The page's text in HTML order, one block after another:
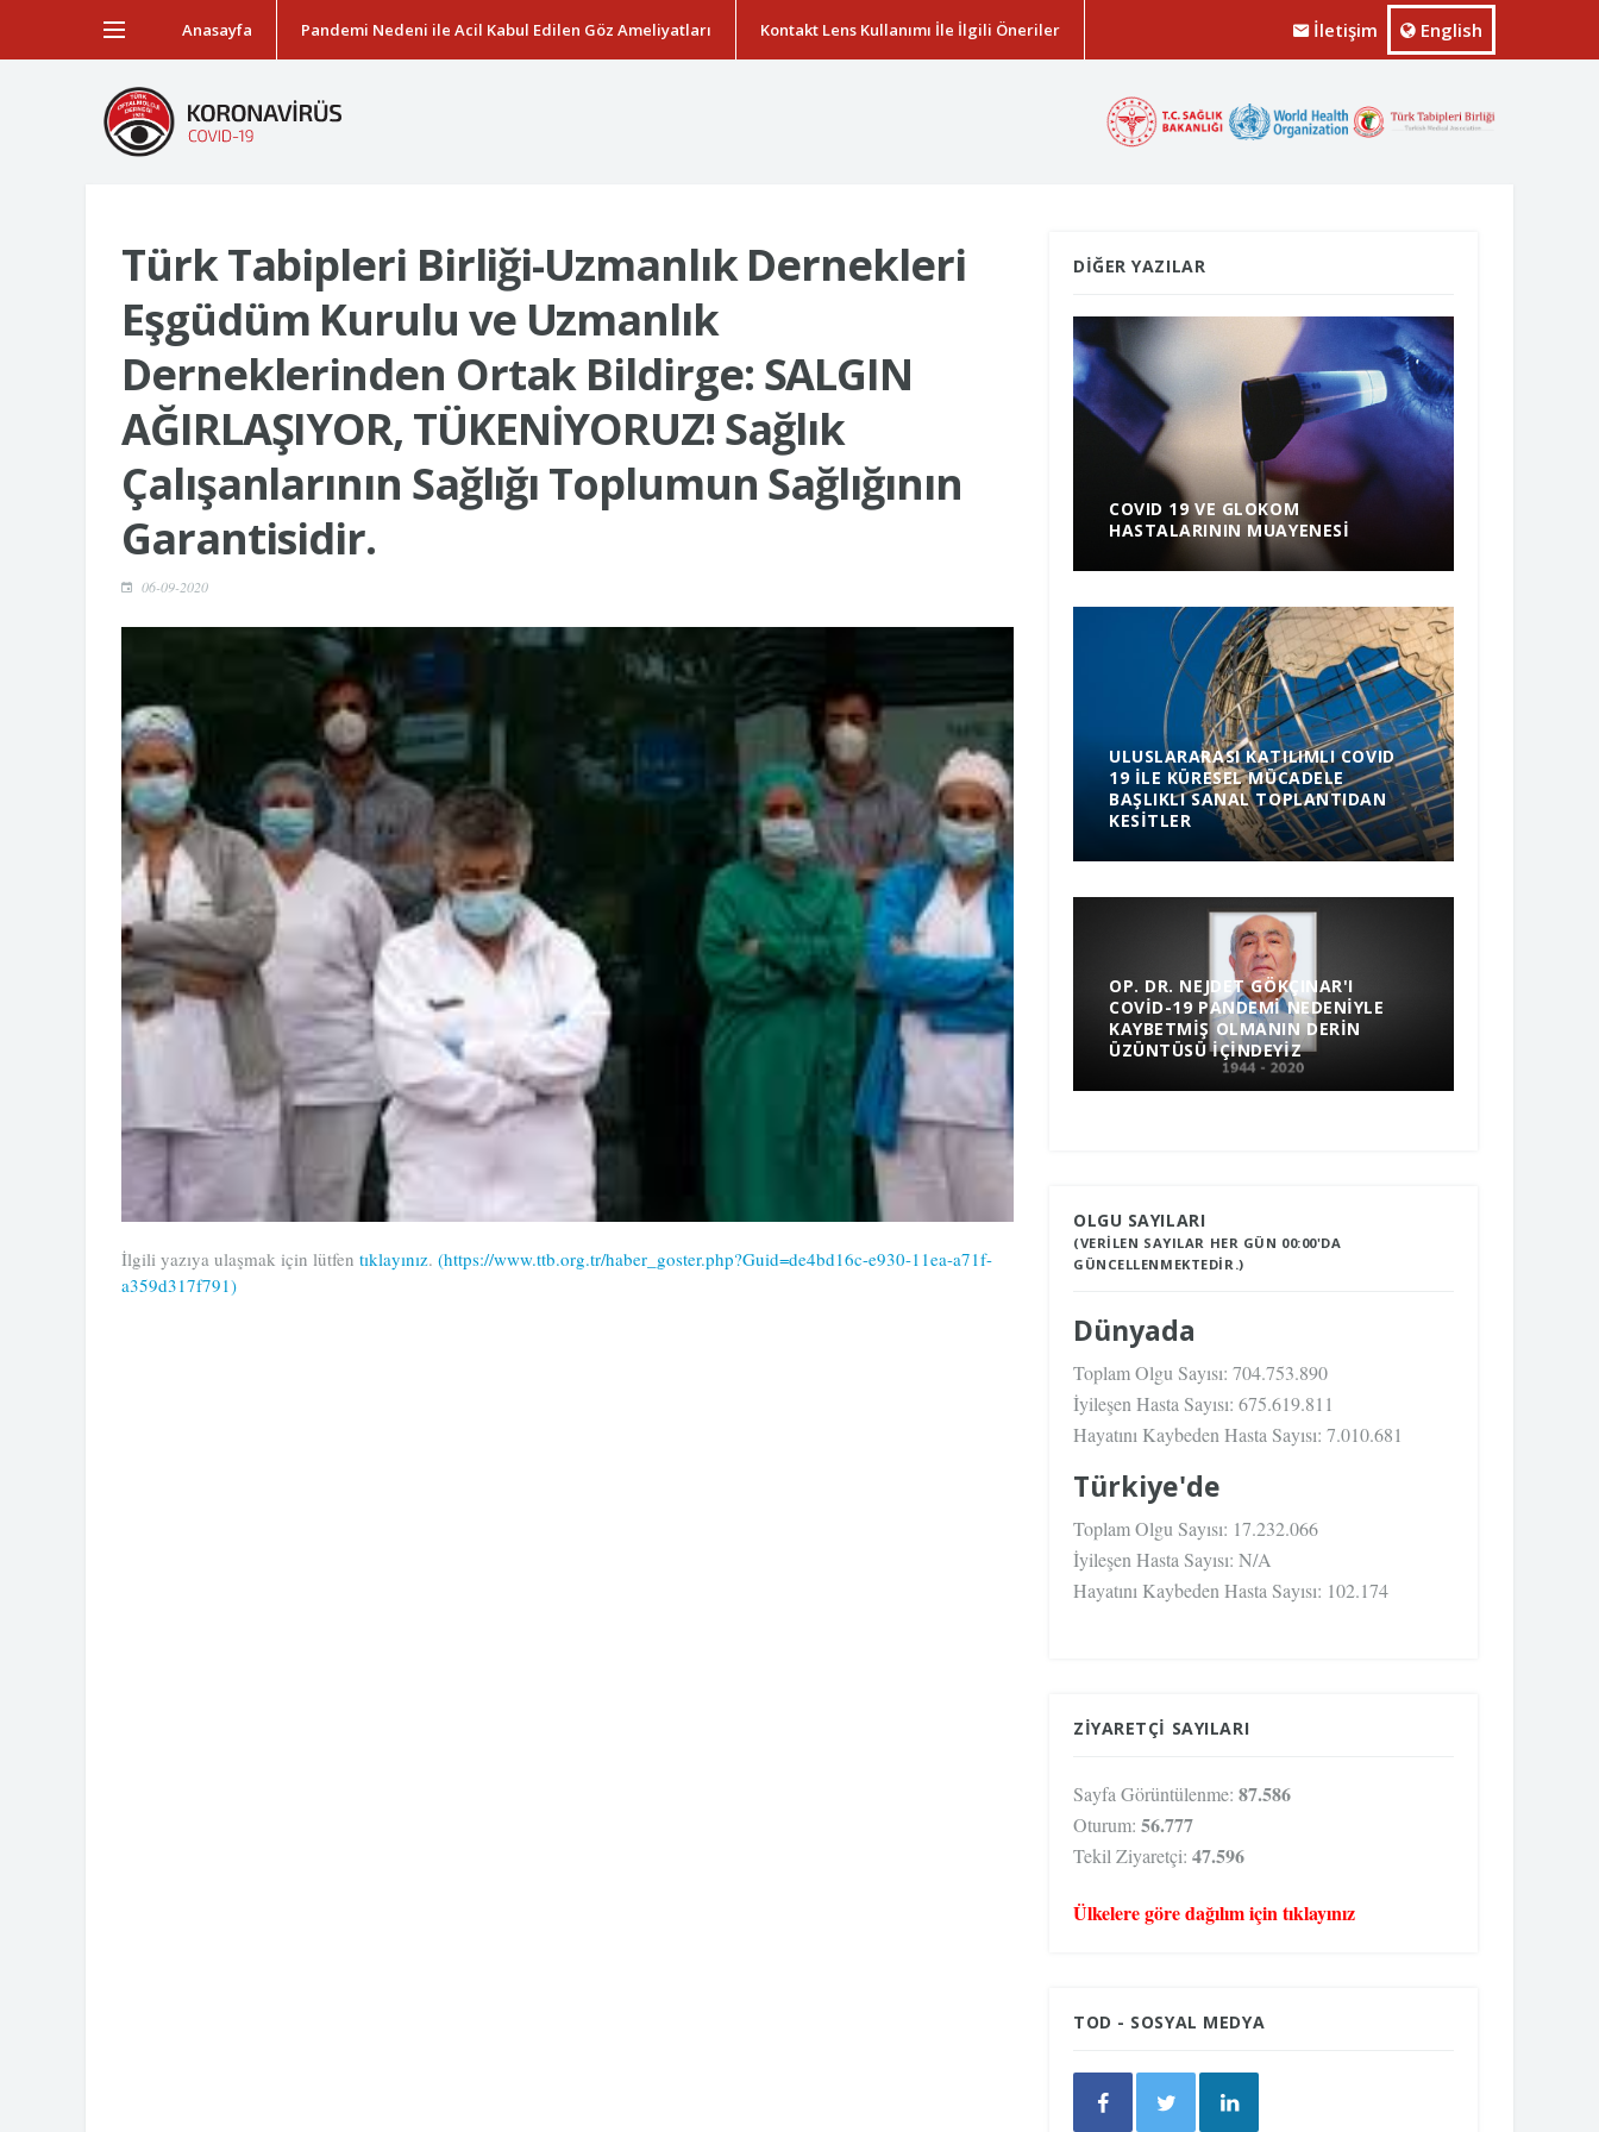
Anasayfa Pandemi Nedeni ile Acil Kabul Edilen Göz Ameliyatları Kontakt Lens Kullanımı İle İlgili Öneriler İletişim English
Türk Tabipleri Birliği-Uzmanlık Dernekleri
Eşgüdüm Kurulu ve Uzmanlık
Derneklerinden Ortak Bildirge: SALGIN
AĞIRLAŞIYOR, TÜKENİYORUZ! Sağlık
Çalışanlarının Sağlığı Toplumun Sağlığının
Garantisidir.
06-09-2020
İlgili yazıya ulaşmak için lütfen tıklayınız. (https://www.ttb.org.tr/haber_goster.php?Guid=de4bd16c-e930-11ea-a71f-
a359d317f791)
DIĞER YAZILAR
COVID 19 VE GLOKOM
HASTALARININ MUAYENESI
ULUSLARARASI KATILIMLI COVID
19 ILE KÜRESEL MÜCADELE
BAŞLIKLI SANAL TOPLANTIDAN
KESITLER
OP. DR. NEJDET GÖKÇINAR'I
COVID-19 PANDEMI NEDENIYLE
KAYBETMIŞ OLMANIN DERIN
ÜZÜNTÜSÜ IÇINDEYIZ
OLGU SAYILARI
(VERILEN SAYILAR HER GÜN 00:00'DA
GÜNCELLENMEKTEDIR.)
Dünyada
Toplam Olgu Sayısı: 704.753.890
İyileşen Hasta Sayısı: 675.619.811
Hayatını Kaybeden Hasta Sayısı: 7.010.681
Türkiye'de
Toplam Olgu Sayısı: 17.232.066
İyileşen Hasta Sayısı: N/A
Hayatını Kaybeden Hasta Sayısı: 102.174
ZIYARETÇI SAYILARI
Sayfa Görüntülenme: 87.586
Oturum: 56.777
Tekil Ziyaretçi: 47.596
Ülkelere göre dağılım için tıklayınız
TOD - SOSYAL MEDYA